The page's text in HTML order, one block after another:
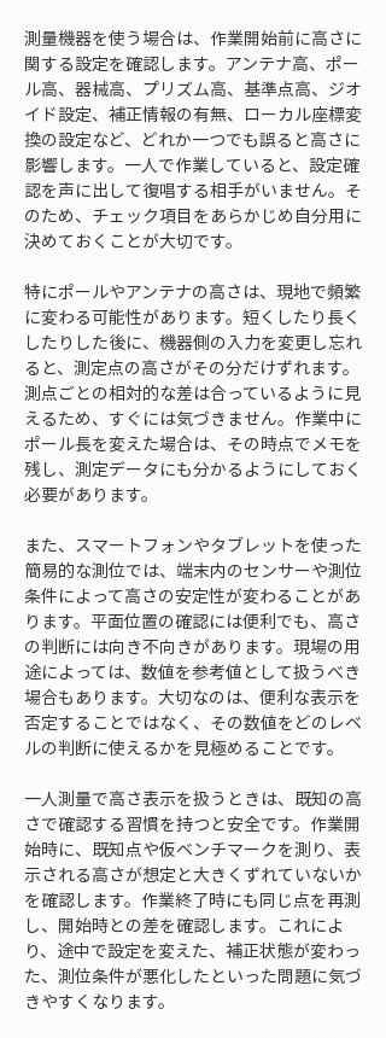
測量機器を使う場合は、作業開始前に高さに
関する設定を確認します。アンテナ高、ポー
ル高、器械高、プリズム高、基準点高、ジオ
イド設定、補正情報の有無、ローカル座標変
換の設定など、どれか一つでも誤ると高さに
影響します。一人で作業していると、設定確
認を声に出して復唱する相手がいません。そ
のため、チェック項目をあらかじめ自分用に
決めておくことが大切です。
特にポールやアンテナの高さは、現地で頻繁
に変わる可能性があります。短くしたり長く
したりした後に、機器側の入力を変更し忘れ
ると、測定点の高さがその分だけずれます。
測点ごとの相対的な差は合っているように見
えるため、すぐには気づきません。作業中に
ポール長を変えた場合は、その時点でメモを
残し、測定データにも分かるようにしておく
必要があります。
また、スマートフォンやタブレットを使った
簡易的な測位では、端末内のセンサーや測位
条件によって高さの安定性が変わることがあ
ります。平面位置の確認には便利でも、高さ
の判断には向き不向きがあります。現場の用
途によっては、数値を参考値として扱うべき
場合もあります。大切なのは、便利な表示を
否定することではなく、その数値をどのレベ
ルの判断に使えるかを見極めることです。
一人測量で高さ表示を扱うときは、既知の高
さで確認する習慣を持つと安全です。作業開
始時に、既知点や仮ベンチマークを測り、表
示される高さが想定と大きくずれていないか
を確認します。作業終了時にも同じ点を再測
し、開始時との差を確認します。これによ
り、途中で設定を変えた、補正状態が変わっ
た、測位条件が悪化したといった問題に気づ
きやすくなります。